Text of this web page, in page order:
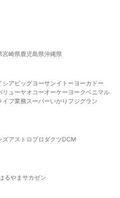
宮崎県鹿児島県沖縄県
シア ビッグヨーサンイトーヨーカドー
リューヤオコーオーケー ヨークベニマル
イフ業務スーパーいかり フジグラン
ズアストロプロダクツDCM
るやま サカゼン